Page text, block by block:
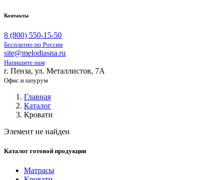
Контакты
8 (800) 550-15-50
Бесплатно по России
site@melodiasna.ru
Напишите нам
г. Пенза, ул. Металлистов, 7А
Офис и шоурум
Главная
Каталог
Кровати
Элемент не найден
Каталог готовой продукции
Матрасы